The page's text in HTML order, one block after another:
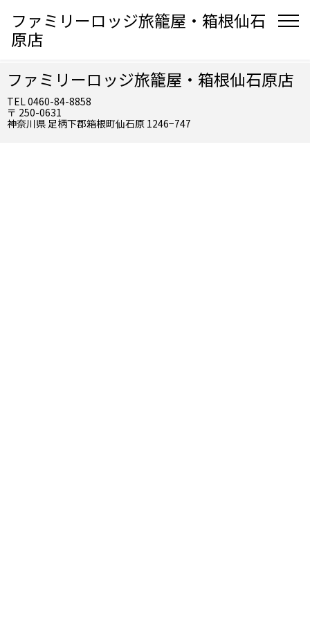
ファミリーロッジ旅籠屋・箱根仙石
原店
ファミリーロッジ旅籠屋・箱根仙石原店
TEL 0460-84-8858
〒 250-0631
神奈川県 足柄下郡箱根町仙石原 1246−747